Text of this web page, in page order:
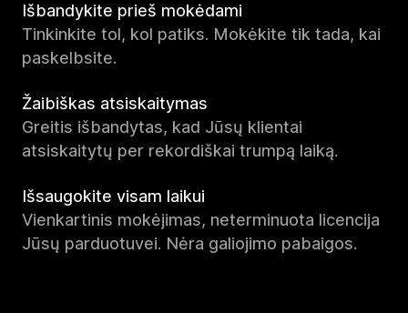
Išbandykite prieš mokėdami
Tinkinkite tol, kol patiks. Mokėkite tik tada, kai
paskelbsite.
Žaibiškas atsiskaitymas
Greitis išbandytas, kad Jūsų klientai
atsiskaitytų per rekordiškai trumpą laiką.
Išsaugokite visam laikui
Vienkartinis mokėjimas, neterminuota licencija
Jūsų parduotuvei. Nėra galiojimo pabaigos.